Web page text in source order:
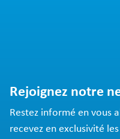
Rejoignez notre
Restez informé en vous
recevez en exclusivité